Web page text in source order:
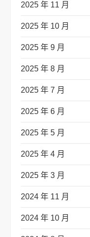
2025 年 11 月
2025 年 10 月
2025 年 9 月
2025 年 8 月
2025 年 7 月
2025 年 6 月
2025 年 5 月
2025 年 4 月
2025 年 3 月
2024 年 11 月
2024 年 10 月